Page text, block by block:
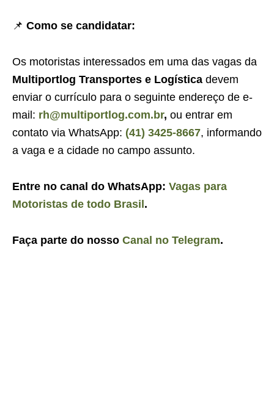
📌 Como se candidatar:
Os motoristas interessados em uma das vagas da
Multiportlog Transportes e Logística devem
enviar o currículo para o seguinte endereço de e-
mail: rh@multiportlog.com.br, ou entrar em
contato via WhatsApp: (41) 3425-8667, informando
a vaga e a cidade no campo assunto.
Entre no canal do WhatsApp: Vagas para
Motoristas de todo Brasil.
Faça parte do nosso Canal no Telegram.